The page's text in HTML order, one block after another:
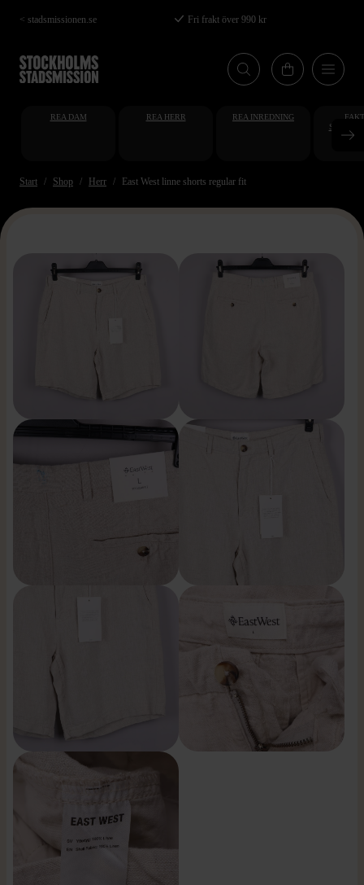
Hoppa
till
huvudinnehåll
< stadsmissionen.se Fri frakt över 990 kr
REA DAM REA HERR REA INREDNING
Start Shop Herr East West linne shorts regular fit